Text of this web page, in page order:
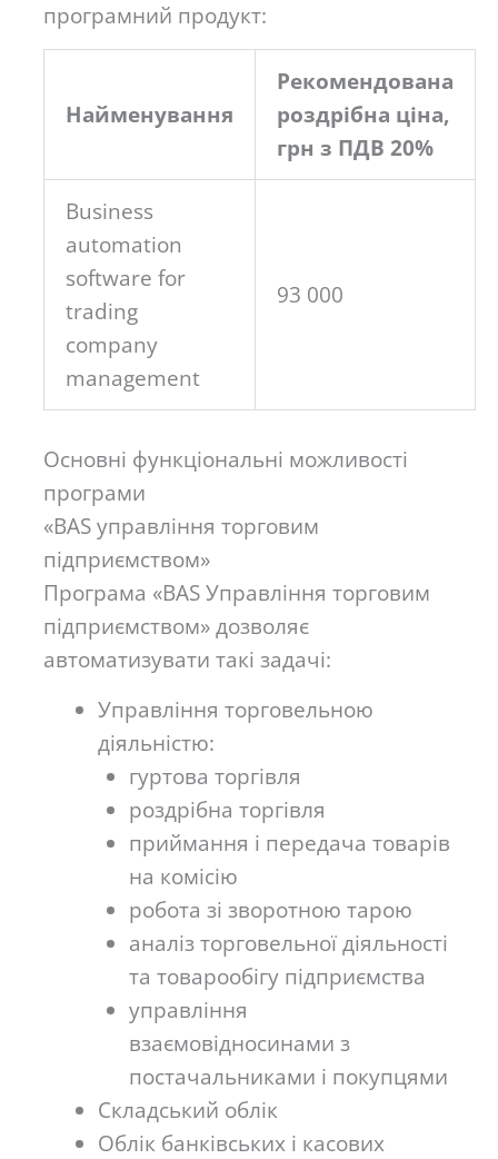
програмний продукт:
Найменування
Рекомендована
роздрібна ціна,
грн з ПДВ 20%
Business
automation
software for
trading
сompany
management
93 000
Основні функціональні можливості
програми
«BAS управління торговим
підприємством»
Програма «BAS Управління торговим
підприємством» дозволяє
автоматизувати такі задачі:
Управління торговельною
діяльністю:
гуртова торгівля
роздрібна торгівля
приймання і передача товарів
на комісію
робота зі зворотною тарою
аналіз торговельної діяльності
та товарообігу підприємства
управління
взаємовідносинами з
постачальниками і покупцями
Складський облік
Облік банківських і касових